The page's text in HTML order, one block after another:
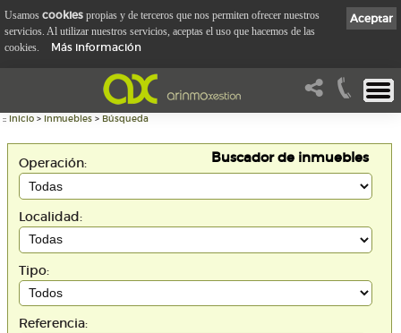
:: Inicio > Inmuebles > Búsqueda
Buscador de inmuebles
Operación:
Localidad:
Tipo:
Referencia:
Aceptar
Usamos cookies propias y de terceros que nos permiten ofrecer nuestros
servicios. Al utilizar nuestros servicios, aceptas el uso que hacemos de las
cookies.
Más información